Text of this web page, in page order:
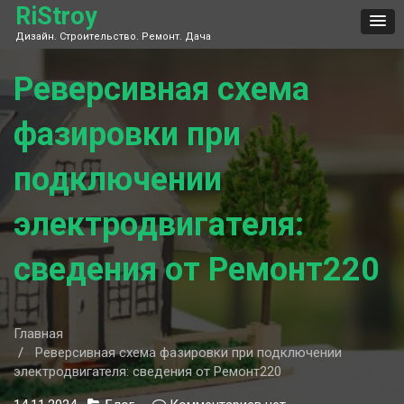
Skip
content
RiStroy
Дизайн. Строительство. Ремонт. Дача
Реверсивная схема
фазировки при
подключении
электродвигателя:
сведения от Ремонт220
Главная
Реверсивная схема фазировки при подключении
электродвигателя: сведения от Ремонт220